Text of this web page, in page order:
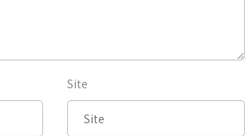
Site